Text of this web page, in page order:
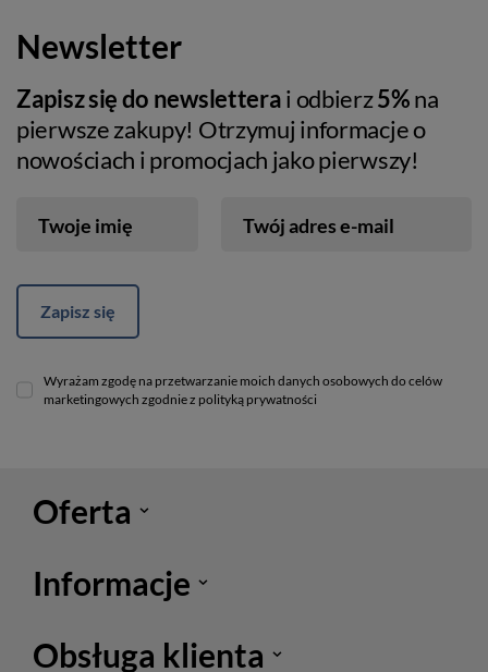
Newsletter
Zapisz się do newsletterai odbierz5%na
pierwsze zakupy! Otrzymuj informacje o
nowościach i promocjach jako pierwszy!
Twoje imię Twój adres e-mail
Zapisz się
Wyrażam zgodę na przetwarzanie moich danych osobowych do celów
marketingowych zgodnie z polityką prywatności
Oferta
Informacje
Obsługa klienta